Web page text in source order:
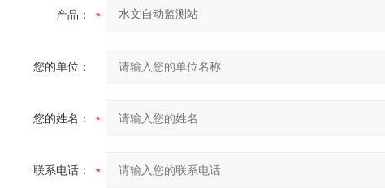
产品：
您的单位：
您的姓名：
联系电话：